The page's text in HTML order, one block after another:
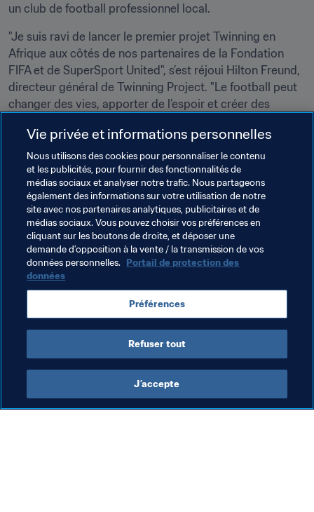
un club de football professionnel local.
"Je suis ravi de lancer le premier projet Twinning en
Afrique aux côtés de nos partenaires de la Fondation
FIFA et de SuperSport United", s’est réjoui Hilton Freund,
directeur général de Twinning Project. "Le football peut
changer des vies, apporter de l’espoir et créer des
impliqués dans le football et pour moi-même d’étendre
notre travail à l’Afrique."
Thèmes en lien
Fondation FIFA Organisation South Africa
CAF
Fondation FIFA
Vie privée et informations personnelles
Nous utilisons des cookies pour personnaliser le contenu
et les publicités, pour fournir des fonctionnalités de
médias sociaux et analyser notre trafic. Nous partageons
également des informations sur votre utilisation de notre
site avec nos partenaires analytiques, publicitaires et de
médias sociaux. Vous pouvez choisir vos préférences en
cliquant sur les boutons de droite, et déposer une
demande d’opposition à la vente / la transmission de vos
données personnelles. Portail de protection des
données
Préférences
Refuser tout
J’accepte